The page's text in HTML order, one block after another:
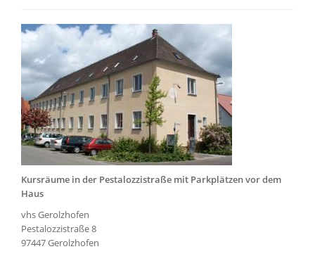
Kursräume in der Pestalozzistraße mit Parkplätzen vor dem
Haus
vhs Gerolzhofen
Pestalozzistraße 8
97447 Gerolzhofen